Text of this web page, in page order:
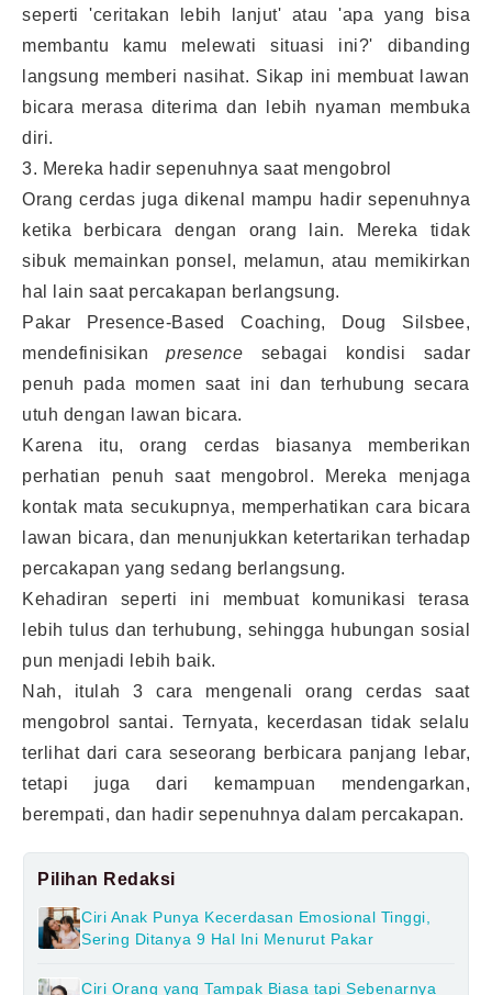
seperti 'ceritakan lebih lanjut' atau 'apa yang bisa
membantu kamu melewati situasi ini?' dibanding
langsung memberi nasihat. Sikap ini membuat lawan
bicara merasa diterima dan lebih nyaman membuka
diri.
3. Mereka hadir sepenuhnya saat mengobrol
Orang cerdas juga dikenal mampu hadir sepenuhnya
ketika berbicara dengan orang lain. Mereka tidak
sibuk memainkan ponsel, melamun, atau memikirkan
hal lain saat percakapan berlangsung.
Pakar Presence-Based Coaching, Doug Silsbee,
mendefinisikanpresence sebagai kondisi sadar
penuh pada momen saat ini dan terhubung secara
utuh dengan lawan bicara.
Karena itu, orang cerdas biasanya memberikan
perhatian penuh saat mengobrol. Mereka menjaga
kontak mata secukupnya, memperhatikan cara bicara
lawan bicara, dan menunjukkan ketertarikan terhadap
percakapan yang sedang berlangsung.
Kehadiran seperti ini membuat komunikasi terasa
lebih tulus dan terhubung, sehingga hubungan sosial
pun menjadi lebih baik.
Nah, itulah 3 cara mengenali orang cerdas saat
mengobrol santai. Ternyata, kecerdasan tidak selalu
terlihat dari cara seseorang berbicara panjang lebar,
tetapi juga dari kemampuan mendengarkan,
berempati, dan hadir sepenuhnya dalam percakapan.
Pilihan Redaksi
Ciri Anak Punya Kecerdasan Emosional Tinggi,
Sering Ditanya 9 Hal Ini Menurut Pakar
Ciri Orang yang Tampak Biasa tapi Sebenarnya